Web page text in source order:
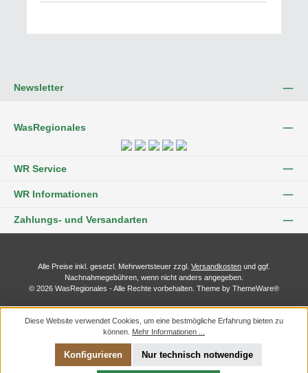
Newsletter
WasRegionales
WR Service
WR Informationen
Zahlungs- und Versandarten
Alle Preise inkl. gesetzl. Mehrwertsteuer zzgl. Versandkosten und ggf.
Nachnahmegebühren, wenn nicht anders angegeben.
© 2026 WasRegionales - Alle Rechte vorbehalten. Theme by ThemeWare®
Diese Website verwendet Cookies, um eine bestmögliche Erfahrung bieten zu
können. Mehr Informationen ...
Nur technisch notwendige
Konfigurieren